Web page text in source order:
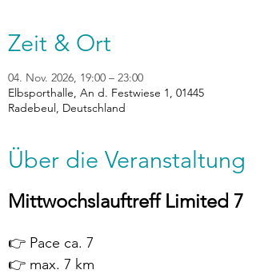
Zeit & Ort
04. Nov. 2026, 19:00 – 23:00
Elbsporthalle, An d. Festwiese 1, 01445
Radebeul, Deutschland
Über die Veranstaltung
Mittwochslauftreff Limited 7
👉 Pace ca. 7
👉 max. 7 km